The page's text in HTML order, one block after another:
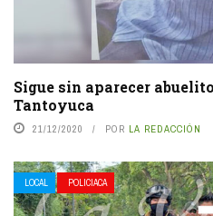
Sigue sin aparecer
Tantoyuca
21/12/2020 POR LA REDACCIÓN
LOCAL POLICIACA